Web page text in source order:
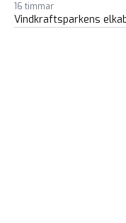
16 timmar
Vindkraftsparkens